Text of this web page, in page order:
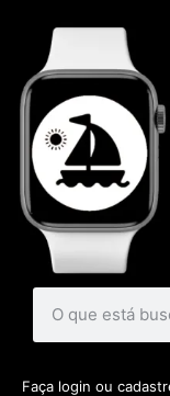
Faça login ou